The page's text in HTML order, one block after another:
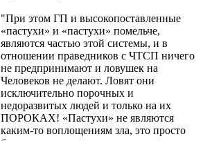
"При этом ГП и высокопоставленные
«пастухи» и «пастухи» помельче,
являются частью этой системы, и в
отношении праведников с ЧТСП ничего
не предпринимают и ловушек на
Человеков не делают. Ловят они
исключительно порочных и
недоразвитых людей и только на их
ПОРОКАХ! «Пастухи» не являются
каким-то воплощениям зла, это просто